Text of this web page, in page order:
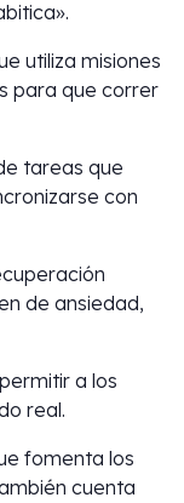
utiliza misiones
para que correr
tareas que
con
de ansiedad,
a los
real.
fomenta los
cuenta